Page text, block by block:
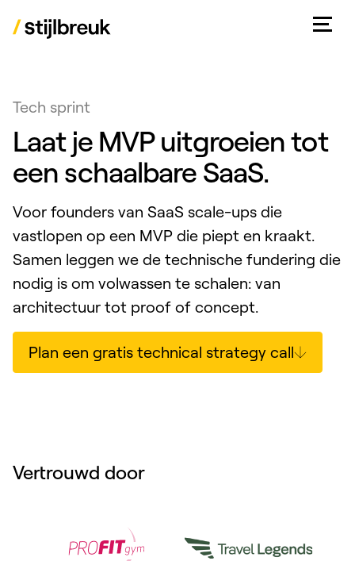
Tech sprint
Laat je MVP uitgroeien tot
een schaalbare SaaS.
Voor founders van SaaS scale-ups die
vastlopen op een MVP die piept en kraakt.
Samen leggen we de technische fundering die
nodig is om volwassen te schalen: van
architectuur tot proof of concept.
Plan een gratis technical strategy call
Vertrouwd door